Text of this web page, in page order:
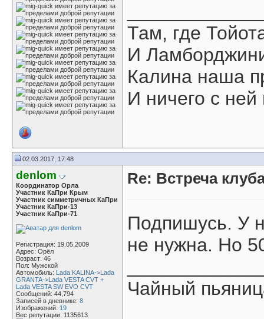
Там, где
И
Калина наша
И ничего с ней
02.03.2017, 17:48
denlom
Координатор Орла
Участник КаПри Крым
Участник симметричных КаПри
Участник КаПри-13
Участник КаПри-71
Регистрация: 19.05.2009
Адрес: Орёл
Возраст: 46
Пол: Мужской
Автомобиль: Lada KALINA->Lada
GRANTA->Lada VESTA CVT +
Lada VESTA SW EVO CVT
Сообщений: 44,794
Записей в дневнике: 8
Изображений: 19
Вес репутации: 1135613
Re: Встреча
Подпишусь. У
не нужна. Но
Чайный